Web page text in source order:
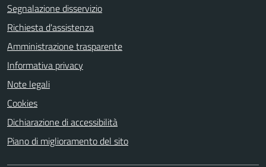
Segnalazione disservizio
Richiesta d'assistenza
Amministrazione trasparente
Informativa privacy
Note legali
Cookies
Dichiarazione di accessibilità
Piano di miglioramento del sito